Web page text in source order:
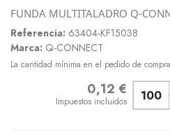
FUNDA MULTITALADRO Q-
Referencia: 63404-KF15038
Marca: Q-CONNECT
La cantidad mínima en el pedido de
0,12 €
Impuestos incluidos